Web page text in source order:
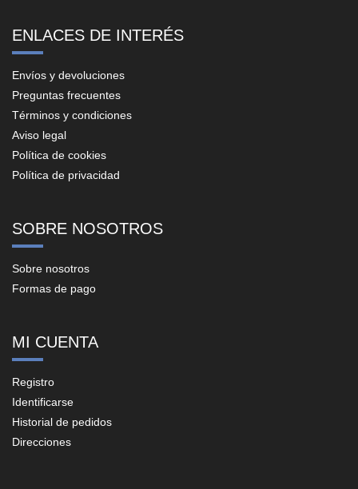
ENLACES DE INTERÉS
Envíos y devoluciones
Preguntas frecuentes
Términos y condiciones
Aviso legal
Política de cookies
Política de privacidad
SOBRE NOSOTROS
Sobre nosotros
Formas de pago
MI CUENTA
Registro
Identificarse
Historial de pedidos
Direcciones